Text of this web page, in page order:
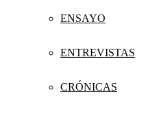
ENSAYO
ENTREVISTAS
CRÓNICAS